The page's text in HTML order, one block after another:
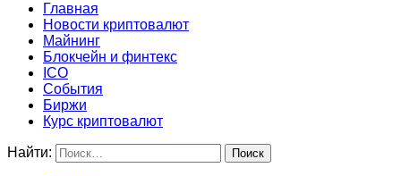
Новости криптовалют
Главная
Новости криптовалют
Майнинг
Блокчейн и финтекс
ICO
События
Биржи
Курс криптовалют
Найти: